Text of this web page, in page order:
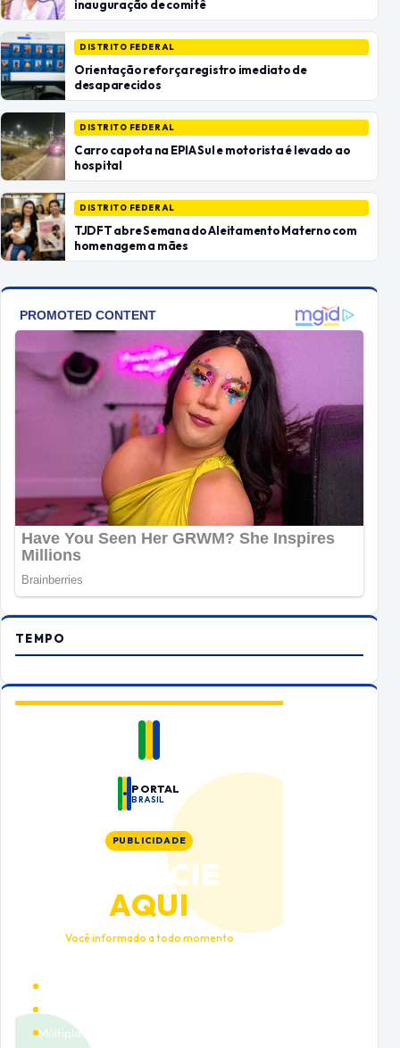
inauguração de comitê
DISTRITO FEDERAL
Orientação reforça registro imediato de
desaparecidos
DISTRITO FEDERAL
Carro capota na EPIA Sul e motorista é levado ao
hospital
DISTRITO FEDERAL
TJDFT abre Semana do Aleitamento Materno com
homenagem a mães
TEMPO
PORTAL
BRASIL
PUBLICIDADE
ANUNCIE
AQUI
Você informado a todo momento
Múltiplas categorias